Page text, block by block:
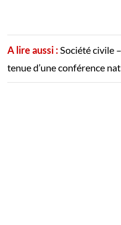
A lire aussi :Société civile
tenue d’une conférence